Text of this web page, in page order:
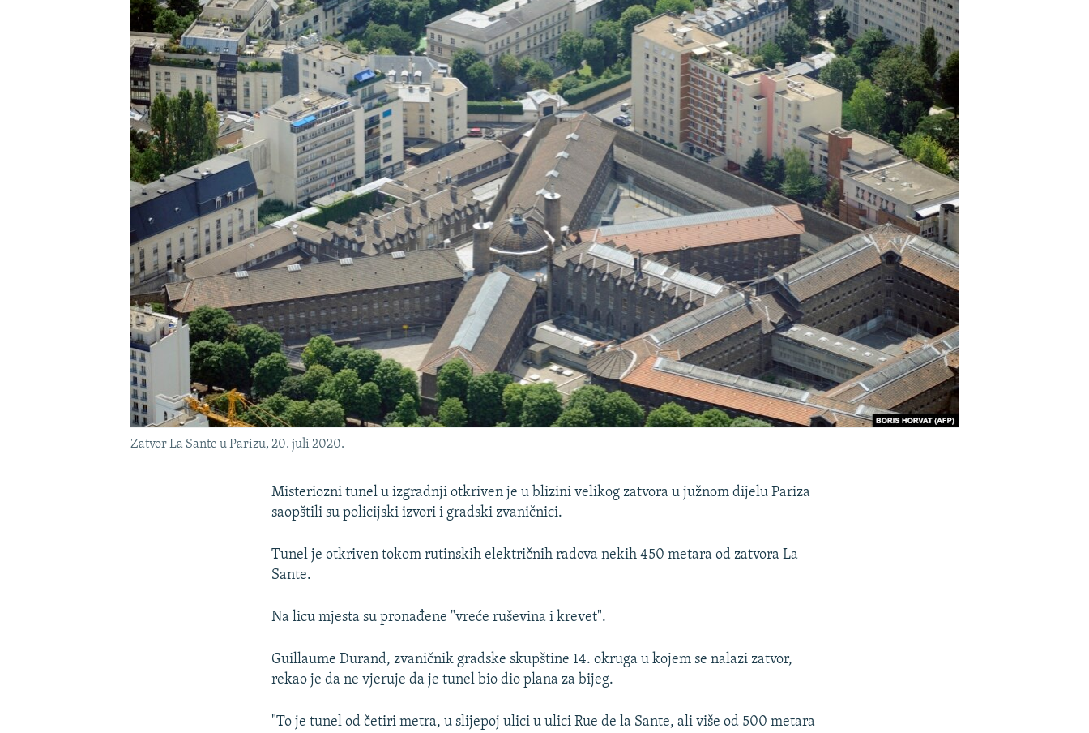
GENOCID U SREBRENICI
POPLAVE I KLIZIŠTA U BIH 2024.
TRI DECENIJE OD RATA U BIH
NASTANAK I RASPAD JUGOSLAVIJE
Zatvor La Sante u Parizu, 20. juli 2020.
Misteriozni tunel u izgradnji otkriven je u blizini velikog zatvora u južnom dijelu Pariza
saopštili su policijski izvori i gradski zvaničnici.
Tunel je otkriven tokom rutinskih električnih radova nekih 450 metara od zatvora La
Sante.
Na licu mjesta su pronađene "vreće ruševina i krevet".
Guillaume Durand, zvaničnik gradske skupštine 14. okruga u kojem se nalazi zatvor,
rekao je da ne vjeruje da je tunel bio dio plana za bijeg.
"To je tunel od četiri metra, u slijepoj ulici u ulici Rue de la Sante, ali više od 500 metara